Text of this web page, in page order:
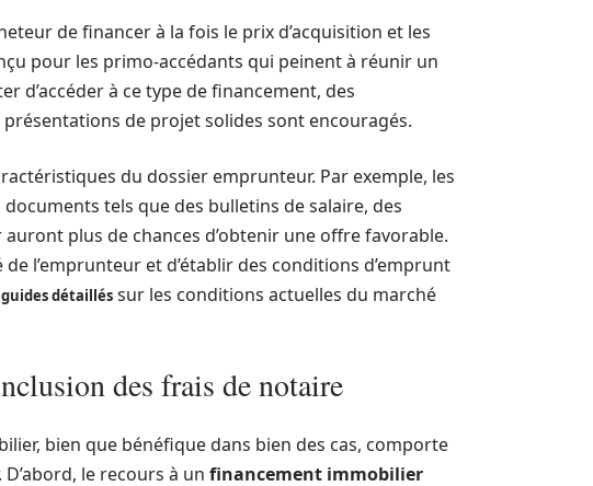
de financer à la fois le prix d’acquisition et les
pour les primo-accédants qui peinent à réunir un
d’accéder à ce type de financement, des
de projet solides sont encouragés.
du dossier emprunteur. Par exemple, les
tels que des bulletins de salaire, des
plus de chances d’obtenir une offre favorable.
l’emprunteur et d’établir des conditions d’emprunt
guides détaillés sur les conditions actuelles du marché
des frais de notaire
bien que bénéfique dans bien des cas, comporte
le recours à un financement immobilier